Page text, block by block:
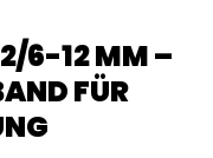
6-12 MM –
FÜR